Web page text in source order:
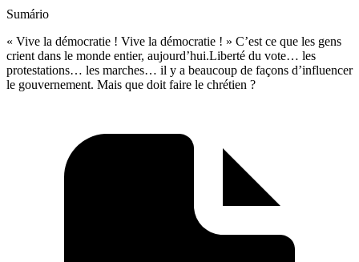
Sumário
« Vive la démocratie ! Vive la démocratie ! » C’est ce que les gens
crient dans le monde entier, aujourd’hui.Liberté du vote… les
protestations… les marches… il y a beaucoup de façons d’influencer
le gouvernement. Mais que doit faire le chrétien ?